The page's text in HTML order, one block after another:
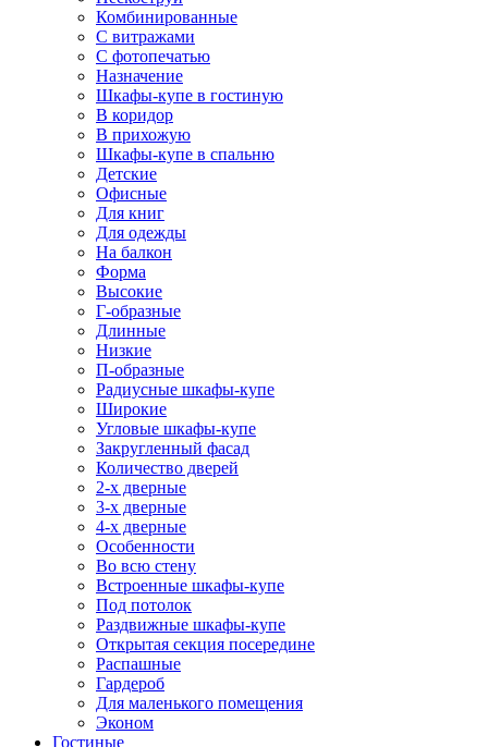
Комбинированные
С витражами
С фотопечатью
Назначение
Шкафы-купе в гостиную
В коридор
В прихожую
Шкафы-купе в спальню
Детские
Офисные
Для книг
Для одежды
На балкон
Форма
Высокие
Г-образные
Длинные
Низкие
П-образные
Радиусные шкафы-купе
Широкие
Угловые шкафы-купе
Закругленный фасад
Количество дверей
2-х дверные
3-х дверные
4-х дверные
Особенности
Во всю стену
Встроенные шкафы-купе
Под потолок
Раздвижные шкафы-купе
Открытая секция посередине
Распашные
Гардероб
Для маленького помещения
Эконом
Гостиные